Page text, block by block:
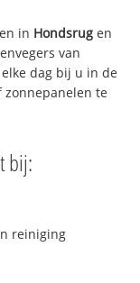
in Hondsrug en
van
dag bij u in de
te
bij:
reiniging